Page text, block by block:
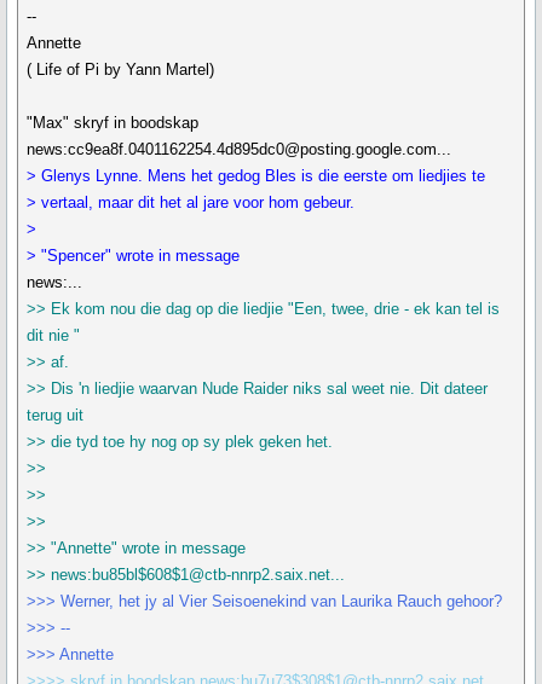
--
Annette
( Life of Pi by Yann Martel)
"Max" skryf in boodskap
news:cc9ea8f.0401162254.4d895dc0@posting.google.com...
> Glenys Lynne. Mens het gedog Bles is die eerste om liedjies te
> vertaal, maar dit het al jare voor hom gebeur.
>
> "Spencer" wrote in message
news:...
>> Ek kom nou die dag op die liedjie "Een, twee, drie - ek kan tel is
dit nie "
>> af.
>> Dis 'n liedjie waarvan Nude Raider niks sal weet nie. Dit dateer
terug uit
>> die tyd toe hy nog op sy plek geken het.
>>
>>
>>
>> "Annette" wrote in message
>> news:bu85bl$608$1@ctb-nnrp2.saix.net...
>>> Werner, het jy al Vier Seisoenekind van Laurika Rauch gehoor?
>>> --
>>> Annette